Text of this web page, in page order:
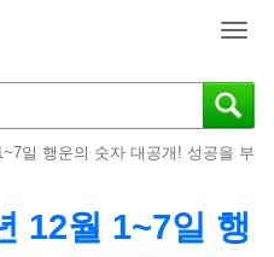
T
g
g
a
v
일 행운의 숫자 대공개! 성공을 부
12월 1~7일 행